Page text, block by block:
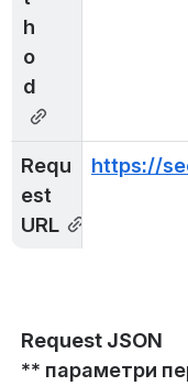
h
o
Requ
est
URL
https://
Request JSON
** параметри